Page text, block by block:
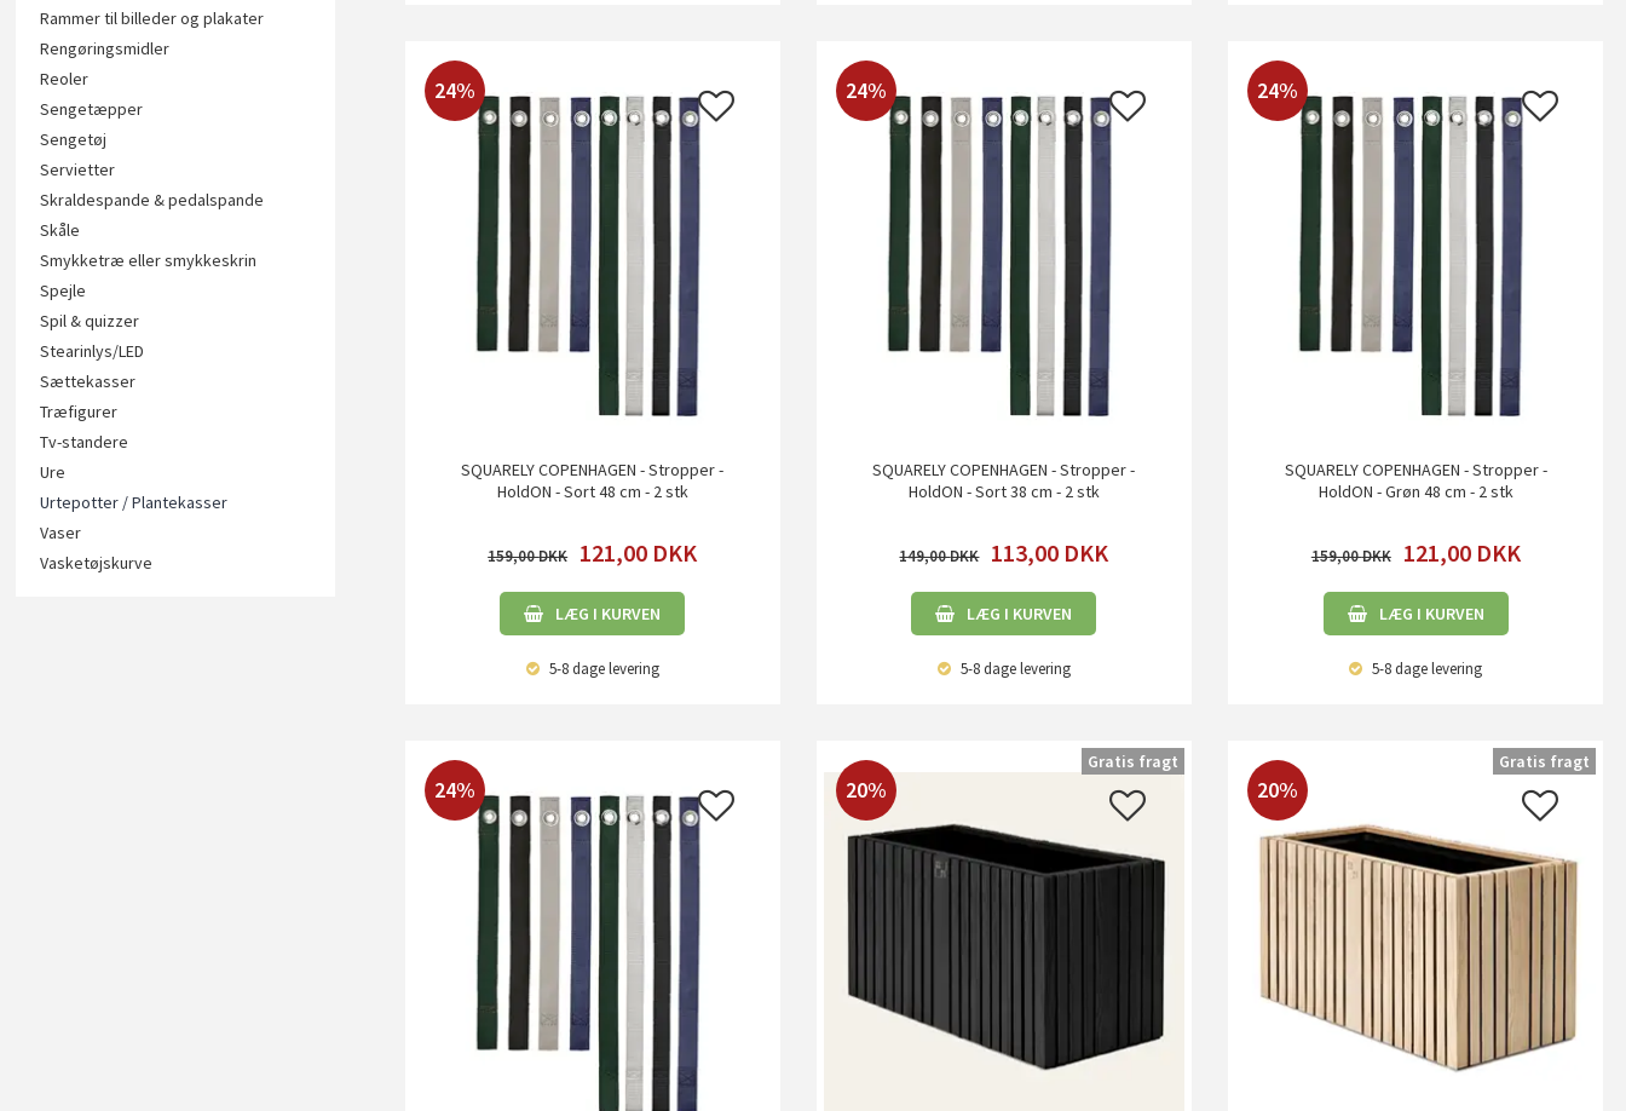
Rammer til billeder og plakater
Rengøringsmidler
Reoler
Sengetæpper
Sengetøj
Servietter
Skraldespande & pedalspande
Skåle
Smykketræ eller smykkeskrin
Spejle
Spil & quizzer
Stearinlys/LED
Sættekasser
Træfigurer
Tv-standere
Ure
Urtepotter / Plantekasser
Vaser
Vasketøjskurve
24%
SQUARELY COPENHAGEN - Stropper -
HoldON - Sort 48 cm - 2 stk
159,00 121,00 DKK
LÆG I KURVEN
5-8 dagelevering
24%
SQUARELY COPENHAGEN - Stropper -
HoldON - Sort 38 cm - 2 stk
149,00 113,00 DKK
LÆG I KURVEN
5-8 dagelevering
24%
SQUARELY COPENHAGEN - Stropper -
HoldON - Grøn 48 cm - 2 stk
159,00 121,00 DKK
LÆG I KURVEN
5-8 dagelevering
24% 20%
Gratis fragt
20%
Gratis fragt